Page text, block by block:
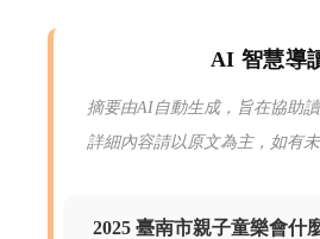
AI 智慧導
摘要由AI自動生成，旨在協助讀
詳細內容請以原文為主，如有未
2025 臺南市親子童樂會什